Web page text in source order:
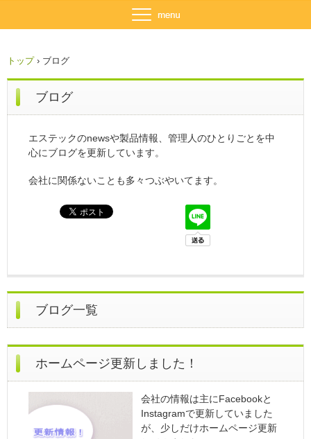
トップ › ブログ
ブログ
エステックのnewsや製品情報、管理人のひとりごとを中
心にブログを更新しています。
会社に関係ないことも多々つぶやいてます。
ブログ一覧
ホームページ更新しました！
会社の情報は主にFacebookと
Instagramで更新していました
が、少しだけホームページ更新